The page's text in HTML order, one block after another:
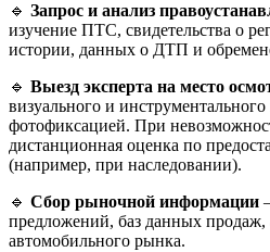
🔹 Запрос и анализ
изучение ПТС, свидетельства о
истории, данных о ДТП и
🔹 Выезд эксперта на место
визуального и
фотофиксацией. При
дистанционная оценка по
(например, при наследовании).
🔹 Сбор рыночной информации
предложений, баз данных продаж,
автомобильного рынка.